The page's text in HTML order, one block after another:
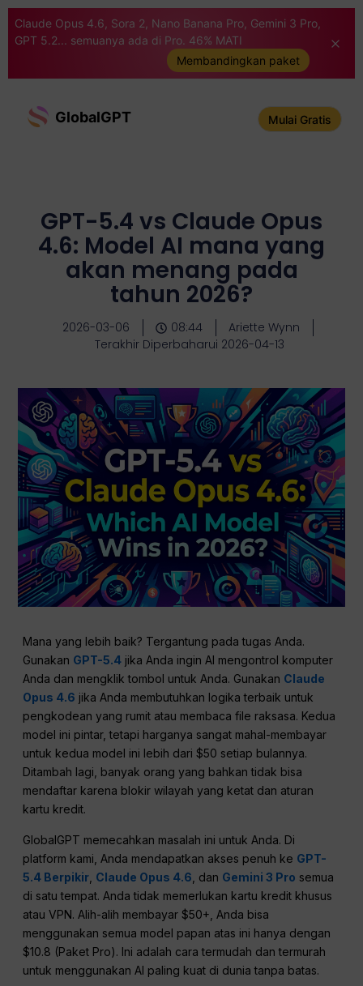
Claude Opus 4.6, Sora 2, Nano Banana Pro, Gemini 3 Pro,
GPT 5.2... semuanya ada di Pro. 46% MATI
Membandingkan paket
GlobalGPT Mulai Gratis
GPT-5.4 vs Claude Opus
4.6: Model AI mana yang
akan menang pada
tahun 2026?
2026-03-06 08:44
Ariette Wynn
Terakhir Diperbaharui 2026-04-13
Mana yang lebih baik? Tergantung pada tugas Anda.
Gunakan GPT-5.4 jika Anda ingin AI mengontrol komputer
Anda dan mengklik tombol untuk Anda. Gunakan Claude
Opus 4.6 jika Anda membutuhkan logika terbaik untuk
pengkodean yang rumit atau membaca file raksasa. Kedua
model ini pintar, tetapi harganya sangat mahal-membayar
untuk kedua model ini lebih dari $50 setiap bulannya.
Ditambah lagi, banyak orang yang bahkan tidak bisa
mendaftar karena blokir wilayah yang ketat dan aturan
kartu kredit.
GlobalGPT memecahkan masalah ini untuk Anda. Di
platform kami, Anda mendapatkan akses penuh ke GPT-
5.4 Berpikir Claude Opus 4.6 , dan Gemini 3 Pro semua
di satu tempat. Anda tidak memerlukan kartu kredit khusus
atau VPN. Alih-alih membayar $50+, Anda bisa
menggunakan semua model papan atas ini hanya dengan
$10.8 (Paket Pro). Ini adalah cara termudah dan termurah
untuk menggunakan AI paling kuat di dunia tanpa batas.